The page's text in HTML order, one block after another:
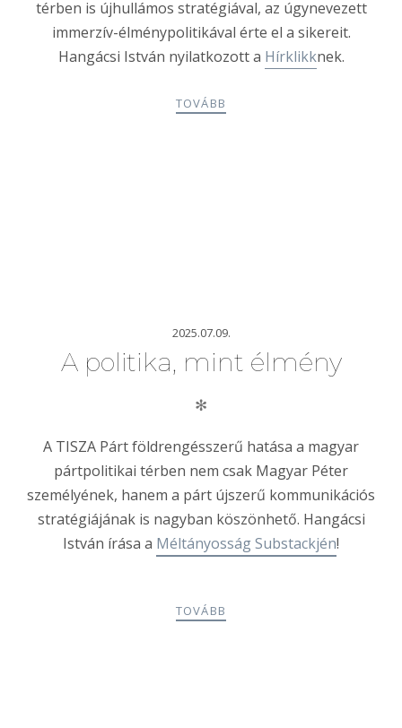
térben is újhullámos stratégiával, az úgynevezett
immerzív-élménypolitikával érte el a sikereit.
Hangácsi István nyilatkozott a Hírklikknek.
TOVÁBB
2025.07.09.
A politika, mint élmény
✻
A TISZA Párt földrengésszerű hatása a magyar
pártpolitikai térben nem csak Magyar Péter
személyének, hanem a párt újszerű kommunikációs
stratégiájának is nagyban köszönhető. Hangácsi
István írása a Méltányosság Substackjén!
TOVÁBB